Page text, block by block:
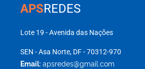
APSREDES
Lote 19 - Avenida das Nações
SEN - Asa Norte, DF - 70312-970
Email: apsredes@gmail.com